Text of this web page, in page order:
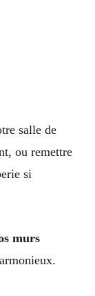
salle de
ou remettre
si
murs